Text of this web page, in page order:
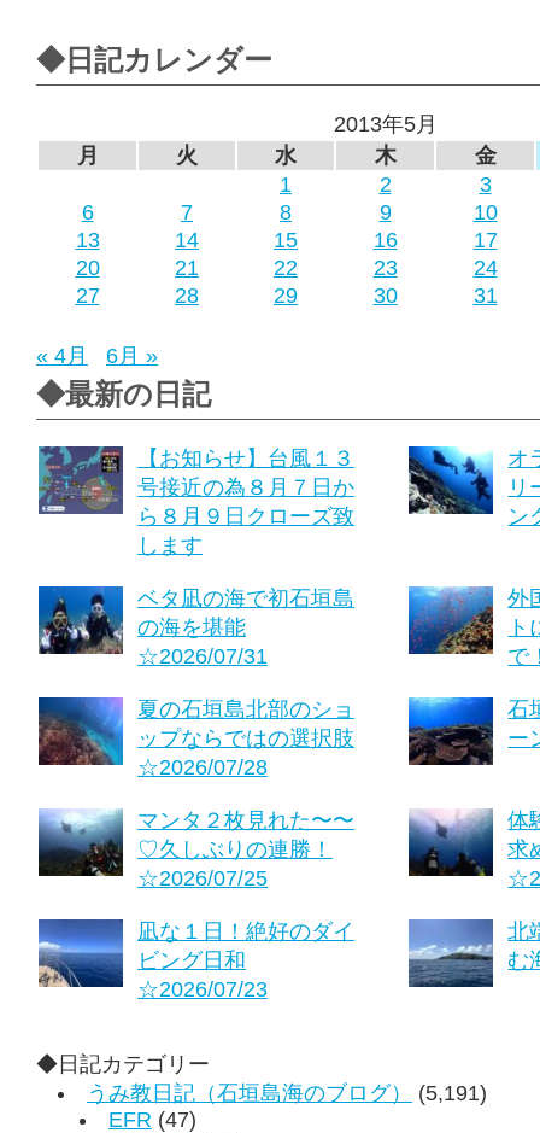
◆日記カレンダー
2013年5月
月
火 水 木
金
1
2
3
6
7 8 9
10
13
14 15 16
17
20
21 22 23
24
27
28 29 30 31
« 4月 6月 »
◆最新の日記
【お知らせ】台風１３
号接近の為８月７日か
ら８月９日クローズ致
します
オ
リ
ン
ベタ凪の海で初石垣島
の海を堪能
☆2026/07/31
外
ト
で
夏の石垣島北部のショ
ップならではの選択肢
☆2026/07/28
石
ー
マンタ２枚見れた〜〜
♡久しぶりの連勝！
☆2026/07/25
体
求
凪な１日！絶好のダイ
ビング日和
☆2026/07/23
北
む
◆日記カテゴリー
うみ教日記（石垣島海のブログ）
(5,191)
EFR (47)